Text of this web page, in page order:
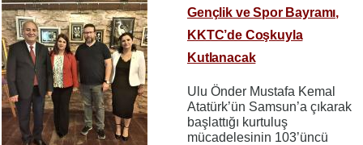
Gençlik ve Spor Bayramı,
KKTC’de Coşkuyla
Kutlanacak
Ulu Önder Mustafa Kemal
Atatürk’ün Samsun’a çıkarak
başlattığı kurtuluş
mücadelesinin 103’üncü